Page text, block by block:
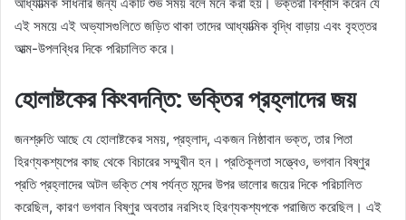
এই সময়ে এই অভ্যাসগুলিতে জড়িত থাকা তাদের আধ্যাত্মিক বৃদ্ধি বাড়ায় এবং বৃহত্তর
আত্ম-উপলব্ধির দিকে পরিচালিত করে।
হোলাষ্টকের কিংবদন্তি: ভক্তির প্রহ্লাদের জয়
জনশ্রুতি আছে যে হোলাষ্টকের সময়, প্রহ্লাদ, একজন নিষ্ঠাবান ভক্ত, তার পিতা
হিরণ্যকশ্যপের কাছ থেকে বিচারের সম্মুখীন হন। প্রতিকূলতা সত্ত্বেও, ভগবান বিষ্ণুর
প্রতি প্রহ্লাদের অটল ভক্তি শেষ পর্যন্ত মন্দের উপর ভালোর জয়ের দিকে পরিচালিত
করেছিল, কারণ ভগবান বিষ্ণুর অবতার নরসিংহ হিরণ্যকশ্যপকে পরাজিত করেছিল। এই